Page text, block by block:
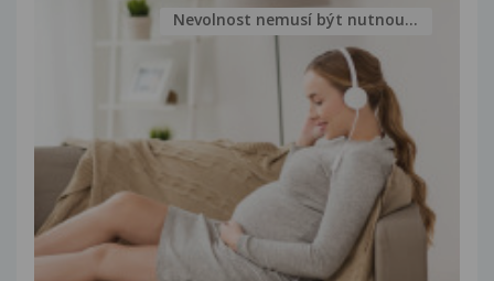
Nevolnost nemusí být nutnou...